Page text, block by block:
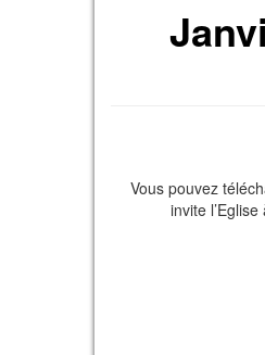
Vous pouvez
invite